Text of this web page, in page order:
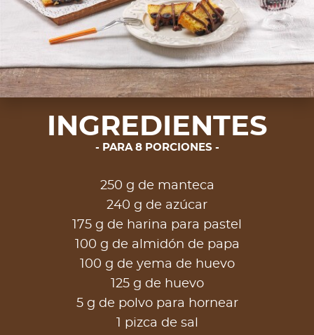
INGREDIENTES
PARA 8 PORCIONES
250 g de manteca
240 g de azúcar
175 g de harina para pastel
100 g de almidón de papa
100 g de yema de huevo
125 g de huevo
5 g de polvo para hornear
1 pizca de sal